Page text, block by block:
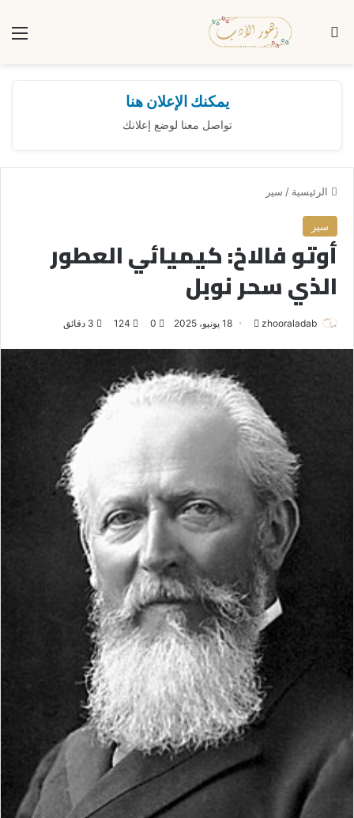
بحث عن
يمكنك الإعلان هنا
تواصل معنا لوضع إعلانك
الرئيسية / سير
سير
أوتو فالاخ: كيميائي العطور
الذي سحر نوبل
zhooraladab
ب
ر
ي
ا
ر
و
ن
ي
ا
18 يونيو، 2025 0
124